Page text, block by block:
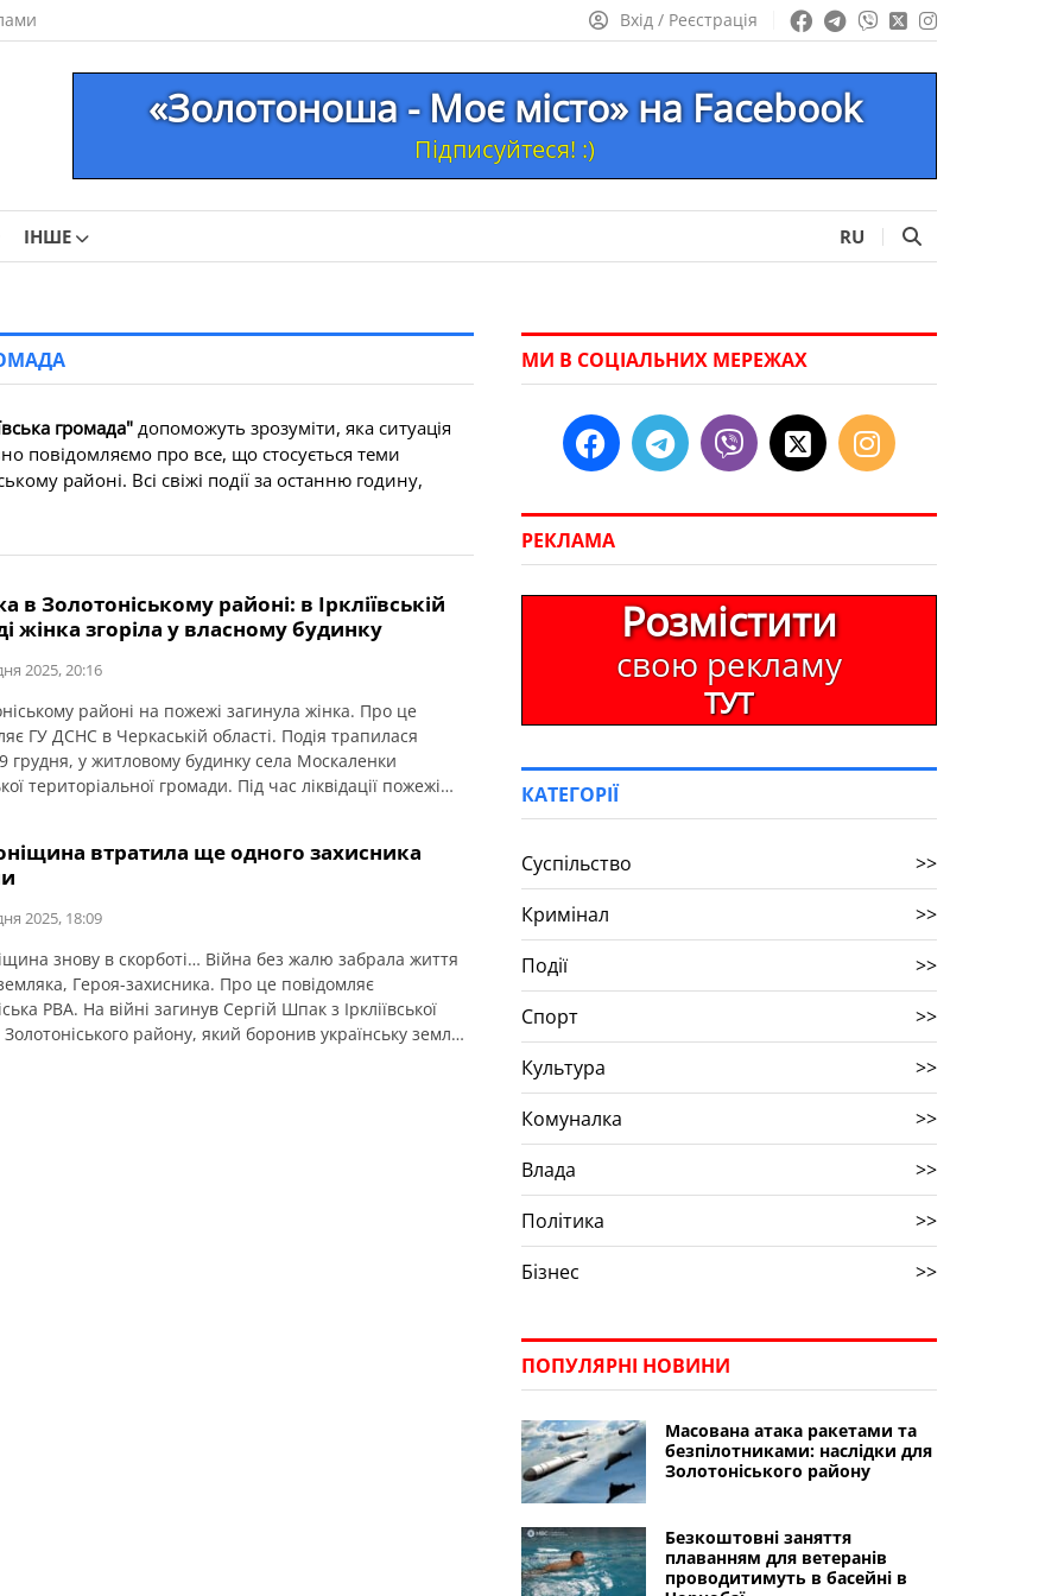
Вхід / Реєстрація
«Золотоноша - Моє місто» на Facebook
Підписуйтеся! :)
ІНШЕ RU
громада" допоможуть зрозуміти, яка ситуація
повідомляємо про все, що стосується теми
районі. Всі свіжі події за останню годину,
в Золотоніському районі: в Іркліївській
жінка згоріла у власному будинку
2025, 20:16
районі на пожежі загинула жінка. Про це
ГУ ДСНС в Черкаській області. Подія трапилася
грудня, у житловому будинку села Москаленки
територіальної громади. Під час ліквідації пожежі
поводження з вогнем.
втратила ще одного захисника
2025, 18:09
знову в скорботі… Війна без жалю забрала життя
Героя-захисника. Про це повідомляє
РВА. На війні загинув Сергій Шпак з Іркліївської
району, який боронив українську землю
МИ В СОЦІАЛЬНИХ МЕРЕЖАХ
РЕКЛАМА
Розмістити
свою рекламу
ТУТ
КАТЕГОРІЇ
Суспільство
>>
Кримінал
>>
Події
>>
Спорт
>>
Культура
>>
Комуналка
>>
Влада
>>
Політика
>>
Бізнес
>>
ПОПУЛЯРНІ НОВИНИ
Масована атака ракетами та
безпілотниками: наслідки для
Золотоніського району
Безкоштовні заняття
плаванням для ветеранів
проводитимуть в басейні в